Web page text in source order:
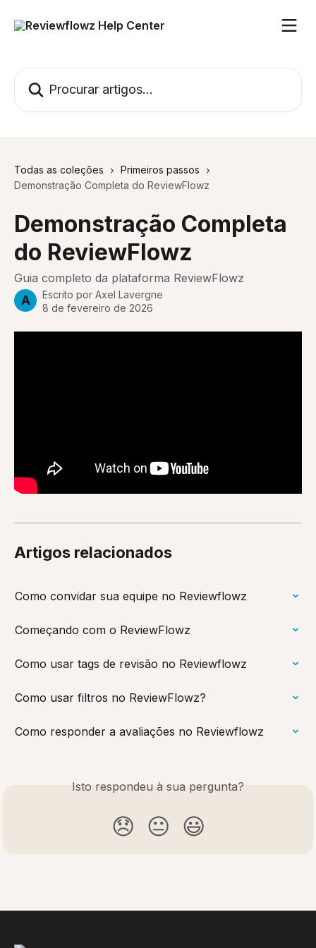
Todas as coleções
Primeiros passos
Demonstração Completa do ReviewFlowz
Demonstração Completa
do ReviewFlowz
Guia completo da plataforma ReviewFlowz
A Escrito por Axel Lavergne
8 de fevereiro de 2026
Artigos relacionados
Como convidar sua equipe no Reviewflowz
Começando com o ReviewFlowz
Como usar tags de revisão no Reviewflowz
Como usar filtros no ReviewFlowz?
Como responder a avaliações no Reviewflowz
Isto respondeu à sua pergunta?
😞 😐 😃